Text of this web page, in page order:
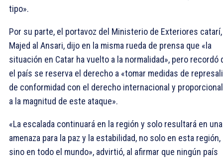
tipo».
Por su parte, el portavoz del Ministerio de Exteriores catarí,
Majed al Ansari, dijo en la misma rueda de prensa que «la
situación en Catar ha vuelto a la normalidad», pero recordó
el país se reserva el derecho a «tomar medidas de
de conformidad con el derecho internacional y
a la magnitud de este ataque».
«La escalada continuará en la región y solo resultará en una
amenaza para la paz y la estabilidad, no solo en esta región,
sino en todo el mundo», advirtió, al afirmar que ningún país